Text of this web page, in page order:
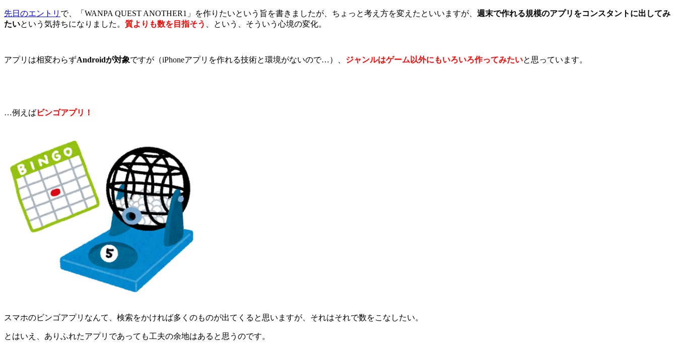
先日のエントリ で、「WANPA QUEST ANOTHER1」を作りたいという旨を書きましたが、ちょっと考え方を変えたといいますが、 週末で作れる規模のアプリをコンスタントに出してみ
たいという気持ちになりました。 質よりも数を目指そう 、という、そういう心境の変化。
アプリは相変わらずAndroidが対象ですが（iPhoneアプリを作れる技術と環境がないので…）、 ジャンルはゲーム以外にもいろいろ作ってみたいと思っています。
…例えばビンゴアプリ！
スマホのビンゴアプリなんて、検索をかければ多くのものが出てくると思いますが、それはそれで数をこなしたい。
とはいえ、ありふれたアプリであっても工夫の余地はあると思うのです。